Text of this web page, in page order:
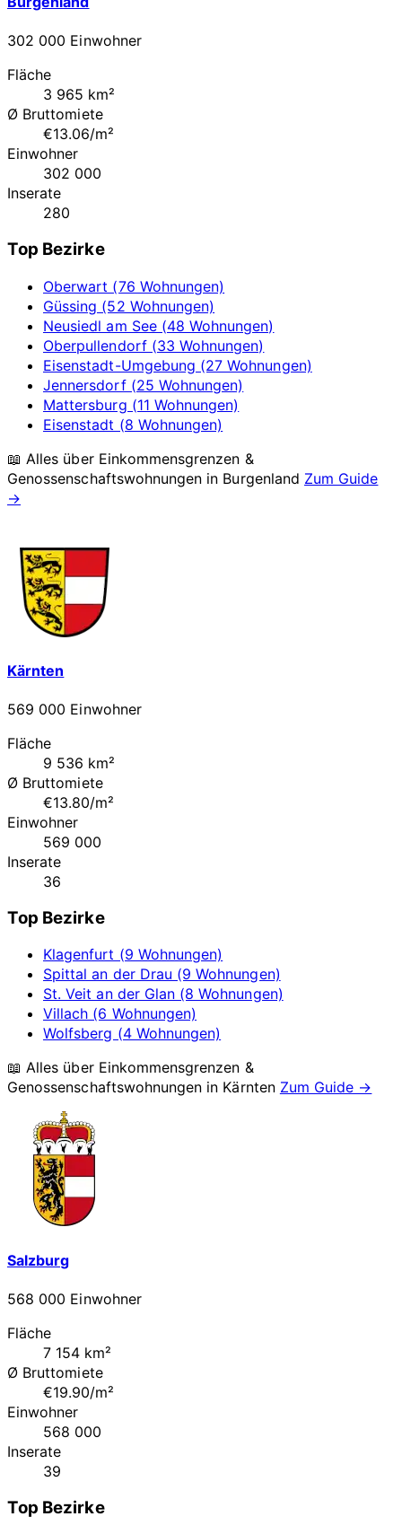
302 000 Einwohner
Fläche
3 965 km²
Ø Bruttomiete
€13.06/m²
Einwohner
302 000
Inserate
280
Top Bezirke
Oberwart (76 Wohnungen)
Güssing (52 Wohnungen)
Neusiedl am See (48 Wohnungen)
Oberpullendorf (33 Wohnungen)
Eisenstadt-Umgebung (27 Wohnungen)
Jennersdorf (25 Wohnungen)
Mattersburg (11 Wohnungen)
Eisenstadt (8 Wohnungen)
📖 Alles über Einkommensgrenzen &
Genossenschaftswohnungen in Burgenland Zum Guide
→
Kärnten
569 000 Einwohner
Fläche
9 536 km²
Ø Bruttomiete
€13.80/m²
Einwohner
569 000
Inserate
36
Top Bezirke
Klagenfurt (9 Wohnungen)
Spittal an der Drau (9 Wohnungen)
St. Veit an der Glan (8 Wohnungen)
Villach (6 Wohnungen)
Wolfsberg (4 Wohnungen)
📖 Alles über Einkommensgrenzen &
Genossenschaftswohnungen in Kärnten Zum Guide →
Salzburg
568 000 Einwohner
Fläche
7 154 km²
Ø Bruttomiete
€19.90/m²
Einwohner
568 000
Inserate
39
Top Bezirke